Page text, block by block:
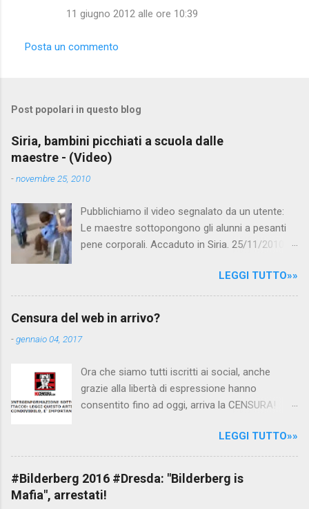
11 giugno 2012 alle ore 10:39
Posta un commento
Post popolari in questo blog
Siria, bambini picchiati a scuola dalle
maestre - (Video)
-novembre 25, 2010
Pubblichiamo il video segnalato da un utente:
Le maestre sottopongono gli alunni a pesanti
pene corporali. Accaduto in Siria. 25/11/2010
Canale 5 "Forum" si è interessato al caso,
interpellando prontamente l'ambasciata siriana,
per fare luce sulla vicenda: è emerso che il
scuola. LEGGI IL SERVIZIO . staff
nocensura.com Condividi su Facebook
LEGGI TUTTO»»
Censura del web in arrivo?
-gennaio 04, 2017
Ora che siamo tutti iscritti ai social, anche
grazie alla libertà di espressione hanno
consentito fino ad oggi, arriva la CENSURA!
politica rispediti al mittente dai cittadini - perché
censurare avrebbe fatto perdere troppi
consensi ai vari governi - la CENSURA potrebbe
arrivare dall'Antitrust, ovvero l' Autorità garante
LEGGI TUTTO»»
#Bilderberg 2016 #Dresda: "Bilderberg is
Mafia", arrestati!